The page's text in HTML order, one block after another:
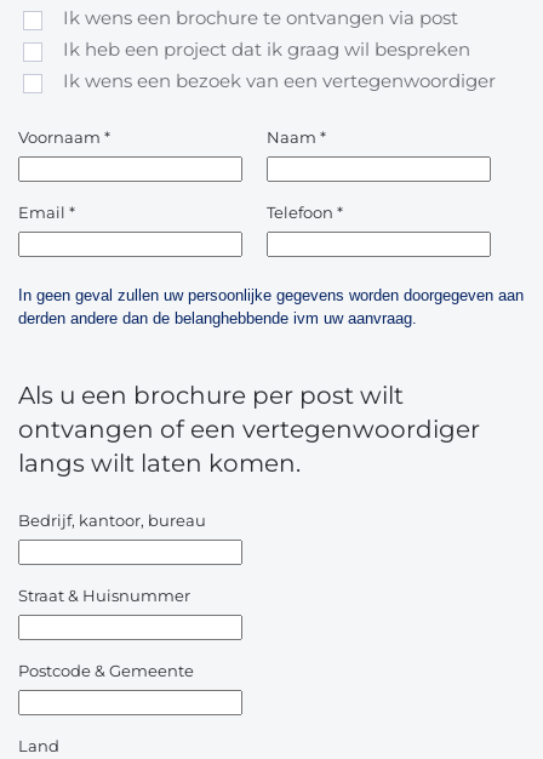
Ik wens een brochure te ontvangen via post
Ik heb een project dat ik graag wil bespreken
Ik wens een bezoek van een vertegenwoordiger
Voornaam * Naam *
Email * Telefoon *
In geen geval zullen uw persoonlijke gegevens worden doorgegeven aan
derden andere dan de belanghebbende ivm uw aanvraag.
Als u een brochure per post wilt
ontvangen of een vertegenwoordiger
langs wilt laten komen.
Bedrijf, kantoor, bureau
Straat & Huisnummer
Postcode & Gemeente
Land